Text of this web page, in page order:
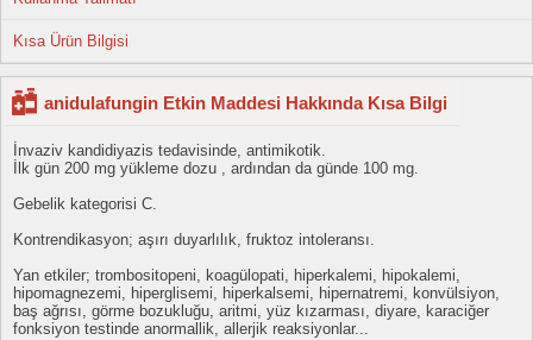
Kısa Ürün Bilgisi
anidulafungin Etkin Maddesi Hakkında Kısa Bilgi
İnvaziv kandidiyazis tedavisinde, antimikotik.
İlk gün 200 mg yükleme dozu , ardından da günde 100 mg.
Gebelik kategorisi C.
Kontrendikasyon; aşırı duyarlılık, fruktoz intoleransı.
Yan etkiler; trombositopeni, koagülopati, hiperkalemi, hipokalemi,
hipomagnezemi, hiperglisemi, hiperkalsemi, hipernatremi, konvülsiyon,
baş ağrısı, görme bozukluğu, aritmi, yüz kızarması, diyare, karaciğer
fonksiyon testinde anormallik, allerjik reaksiyonlar...